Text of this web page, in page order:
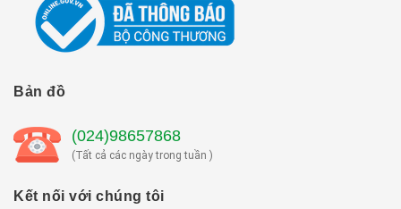
Bản đồ
(024)98657868
(Tất cả các ngày trong tuần )
Kết nối với chúng tôi